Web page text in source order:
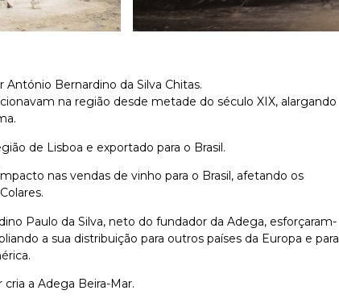
António Bernardino da Silva Chitas.
na região desde metade do século XIX, alargando
de Lisboa e exportado para o Brasil.
nas vendas de vinho para o Brasil, afetando os
Paulo da Silva, neto do fundador da Adega, esforçaram-
a sua distribuição para outros países da Europa e para
a Adega Beira-Mar.